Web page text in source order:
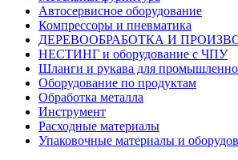
Автосервисное оборудование
Компрессоры и пневматика
ДЕРЕВООБРАБОТКА И
НЕСТИНГ и оборудование с ЧПУ
Шланги и рукава для
Оборудование по продуктам
Обработка металла
Инструмент
Расходные материалы
Упаковочные материалы и